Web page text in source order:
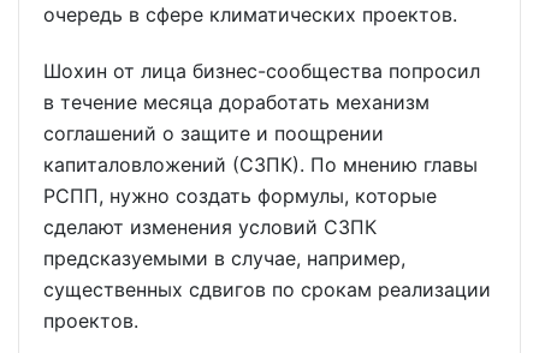
очередь в сфере климатических проектов.
Шохин от лица бизнес-сообщества попросил
в течение месяца доработать механизм
соглашений о защите и поощрении
капиталовложений (СЗПК). По мнению главы
РСПП, нужно создать формулы, которые
сделают изменения условий СЗПК
предсказуемыми в случае, например,
существенных сдвигов по срокам реализации
проектов.